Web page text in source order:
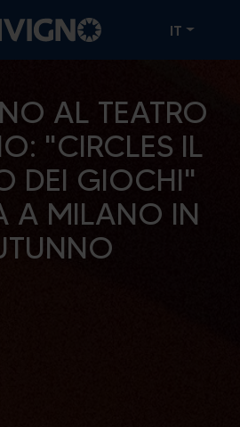
IT
AL TEATRO
"CIRCLES IL
DEI GIOCHI"
A MILANO IN